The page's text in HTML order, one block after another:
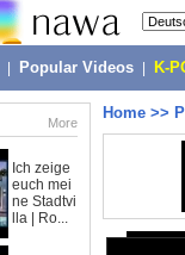
Popular Videos K-
More
Ich zeige
euch mei
ne Stadtvi
lla | Ro...
Home >>